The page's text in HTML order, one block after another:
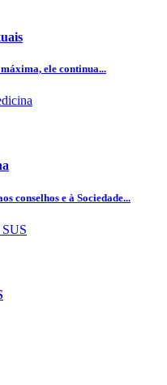
ele continua...
conselhos e à Sociedade...